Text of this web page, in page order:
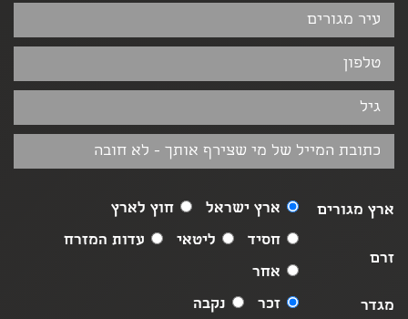
ארץ מגורים ארץ ישראל חוץ לארץ
זרם
חסיד ליטאי
עדות המזרח
אחר
מגדר
זכר נקבה